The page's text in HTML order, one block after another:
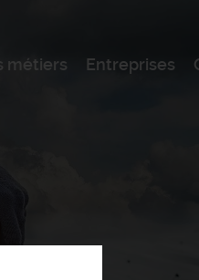
métiers Entreprises